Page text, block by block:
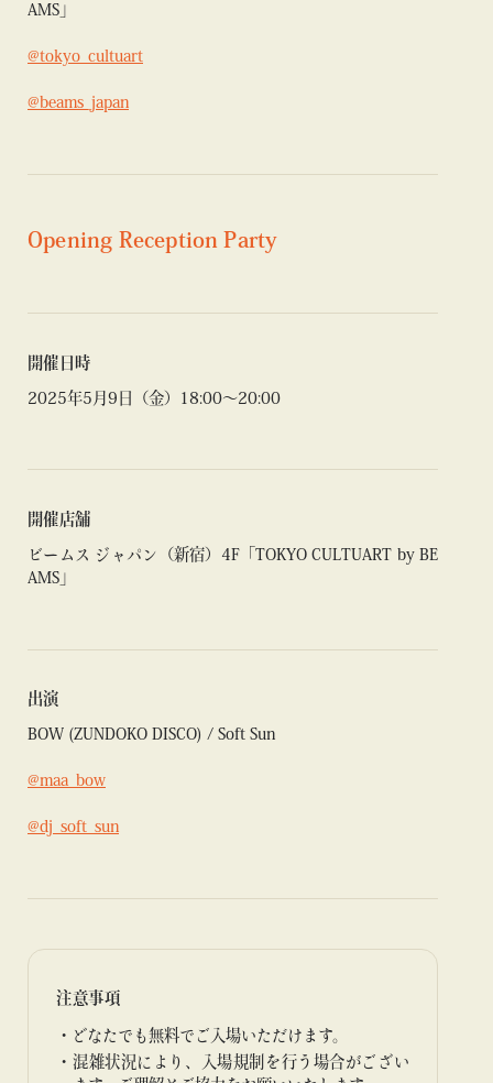
AMS」
@tokyo_cultuart
@beams_japan
Opening Reception Party
開催日時
2025年5月9日（金）18:00〜20:00
開催店舗
ビームス ジャパン（新宿）4F「TOKYO CULTUART by BE
AMS」
出演
BOW (ZUNDOKO DISCO) / Soft Sun
@maa_bow
@dj_soft_sun
注意事項
どなたでも無料でご入場いただけます。
混雑状況により、入場規制を行う場合がござい